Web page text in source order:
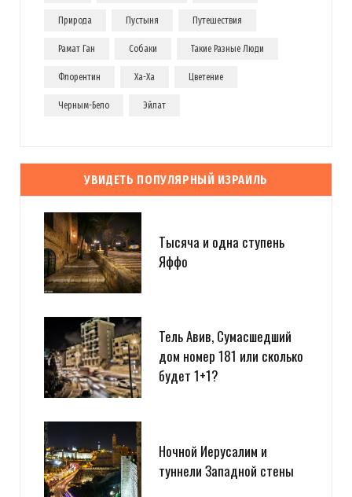
Природа Пустыня Путешествия
Рамат Ган Собаки Такие Разные Люди
Флорентин Ха-Ха Цветение
Черным-Бело Эйлат
УВИДЕТЬ ПОПУЛЯРНЫЙ ИЗРАИЛЬ
Тысяча и одна ступень
Яффо
Тель Авив, Сумасшедший
дом номер 181 или сколько
будет 1+1?
Ночной Иерусалим и
туннели Западной стены